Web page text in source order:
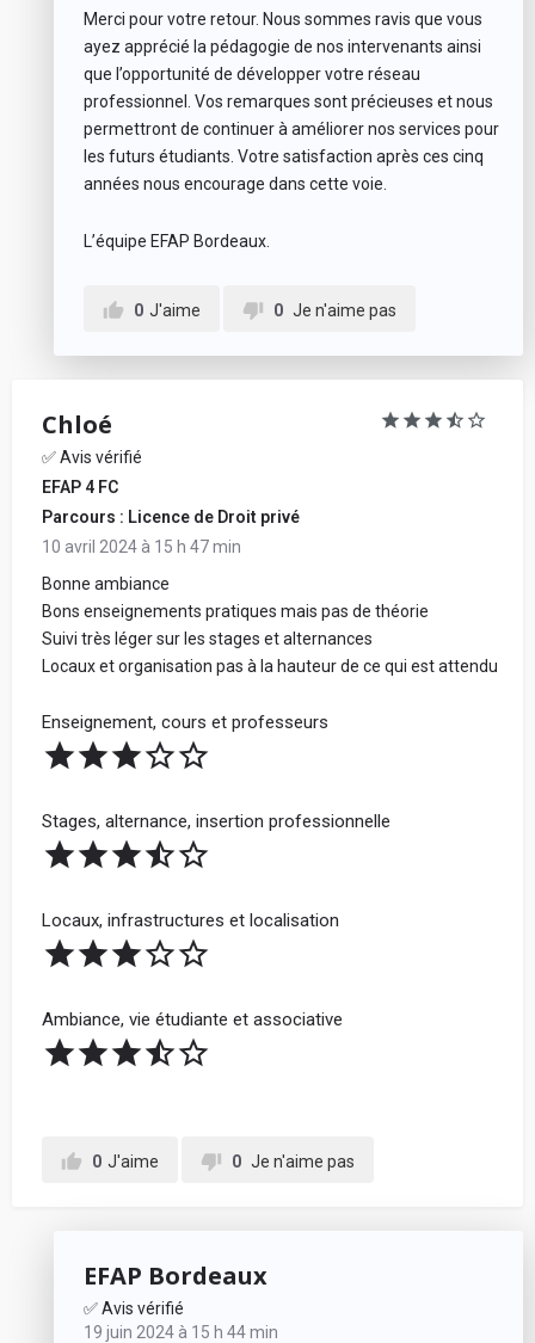
Merci pour votre retour. Nous sommes ravis que vous
ayez apprécié la pédagogie de nos intervenants ainsi
que l’opportunité de développer votre réseau
professionnel. Vos remarques sont précieuses et nous
permettront de continuer à améliorer nos services pour
les futurs étudiants. Votre satisfaction après ces cinq
années nous encourage dans cette voie.
L’équipe EFAP Bordeaux.
0 J'aime 0 Je n'aime pas
Chloé
✅ Avis vérifié
EFAP 4 FC
Parcours : Licence de Droit privé
10 avril 2024 à 15 h 47 min
Bonne ambiance
Bons enseignements pratiques mais pas de théorie
Suivi très léger sur les stages et alternances
Locaux et organisation pas à la hauteur de ce qui est attendu
Enseignement, cours et professeurs
Stages, alternance, insertion professionnelle
Locaux, infrastructures et localisation
Ambiance, vie étudiante et associative
0 J'aime 0 Je n'aime pas
EFAP Bordeaux
✅ Avis vérifié
19 juin 2024 à 15 h 44 min